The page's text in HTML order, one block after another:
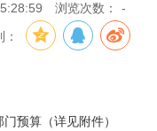
浏览次数： -
预算（详见附件）